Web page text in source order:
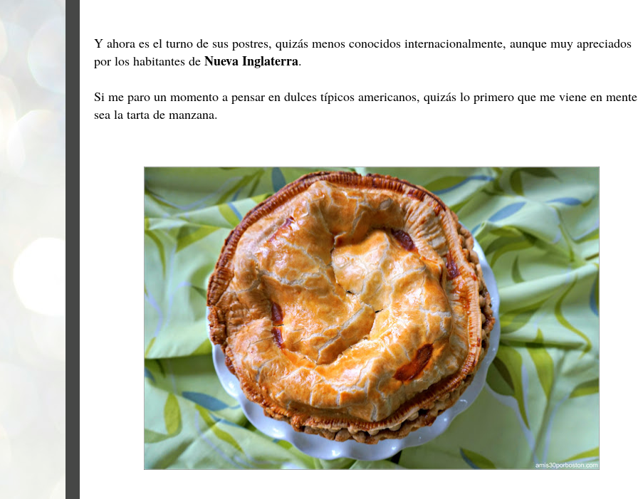
Y ahora es el turno de sus postres, quizás menos conocidos internacionalmente, aunque muy apreciados
por los habitantes de Nueva Inglaterra.
Si me paro un momento a pensar en dulces típicos americanos, quizás lo primero que me viene en mente
sea la tarta de manzana.